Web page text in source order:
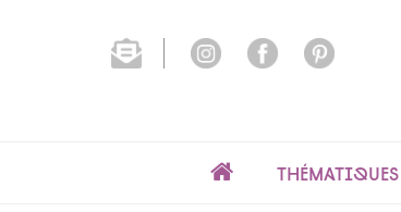
Thématiques